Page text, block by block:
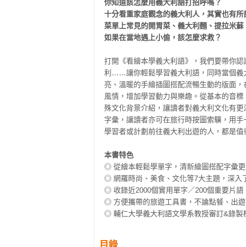
你知道該怎麼用義大利語打招呼嗎？
十分看重家庭觀念的義大利人，其實也有所
菜單上常見的開胃菜、義大利麵、提拉米蘇
如果在當地遇上小偷，該怎麼求救？
打開《看繪本學義大利語》，我們要帶你
利……讓你輕鬆學習義大利語，同時當個義
亮、溫暖的手繪插圖搭配流暢生動的版面
風情，增加學習動力與樂趣。從基本的音
殊文化背景介紹，讓讀者對義大利文化有
字彙，讓讀者亦可在旅行時按圖索驥，用
學習者或計劃前往義大利出遊的人，都是值
本書特色
◎ 從繪本輕鬆學單字，清新繪圖搭配字彙
◎ 網羅時尚、美食、文化等7大主題，深入
◎ 收錄近2000個實用單字／200個重要片
◎ 方便攜帶的旅遊工具書，不論點餐、出
◎ 輔仁大學義大利語文學系教授審訂&錄
目錄